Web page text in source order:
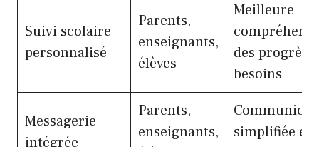
Suivi scolaire
personnalisé
Parents,
enseignants,
élèves
Meilleure
des progrès
besoins
Messagerie
intégrée
Parents,
enseignants,
simplifiée et